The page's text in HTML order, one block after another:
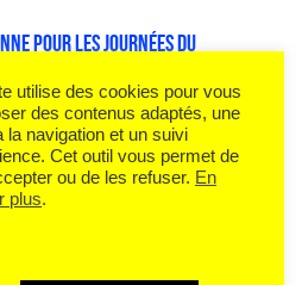
pour les Journées du
continue à la rentrée !
1 juillet
(au frais) notre exposition
bags Curieux Détours à gagner !
utilise des cookies pour vous
des contenus adaptés, une
la navigation et un suivi
Cet outil vous permet de
ou de les refuser. En
plus.